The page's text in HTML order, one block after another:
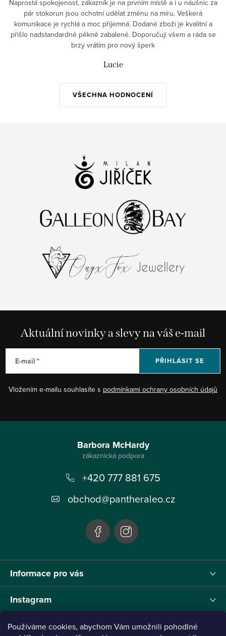
Používáme cookies, abychom Vám umožnili pohodlné
VŠECHNA HODNOCENÍ
Naprostá spokojenost, zákazník je na prvním místě a i u náušnic za
pár stokorun jsou ochotní udělat změnu na míru. Veškerá
komunikace je rychlá a moc příjemná. Dodané zboží je kvalitní a
přišlo nadstandardně pěkně zabalené. Doporučuji všem a ráda se
brzy vrátím pro nový šperk
Lucie
Aktuální novinky a slevy na váš e-mail
E-mail
Vložením e-mailu souhlasíte s podmínkami ochrany osobních údajů
PŘIHLÁSIT SE
Informace pro vás
Instagram
Barbora McHardy
+420 777 881 675
obchod@pantheraleo.cz